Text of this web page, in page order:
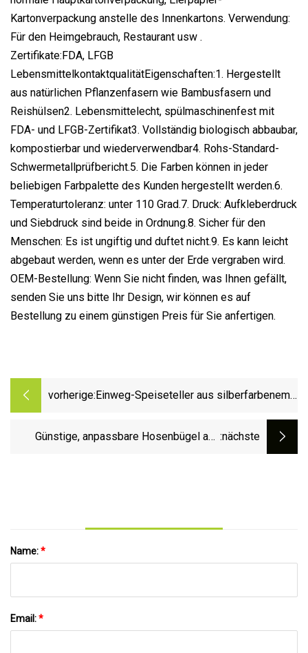
Kartonverpackung anstelle des Innenkartons. Verwendung:
Für den Heimgebrauch, Restaurant usw .
Zertifikate:FDA, LFGB
LebensmittelkontaktqualitätEigenschaften:1. Hergestellt
aus natürlichen Pflanzenfasern wie Bambusfasern und
Reishülsen2. Lebensmittelecht, spülmaschinenfest mit
FDA- und LFGB-Zertifikat3. Vollständig biologisch abbaubar,
kompostierbar und wiederverwendbar4. Rohs-Standard-
Schwermetallprüfbericht.5. Die Farben können in jeder
beliebigen Farbpalette des Kunden hergestellt werden.6.
Temperaturtoleranz: unter 110 Grad.7. Druck: Aufkleberdruck
und Siebdruck sind beide in Ordnung.8. Sicher für den
Menschen: Es ist ungiftig und duftet nicht.9. Es kann leicht
abgebaut werden, wenn es unter der Erde vergraben wird.
OEM-Bestellung: Wenn Sie nicht finden, was Ihnen gefällt,
senden Sie uns bitte Ihr Design, wir können es auf
Bestellung zu einem günstigen Preis für Sie anfertigen.
vorherige: Einweg-Speiseteller aus silberfarbenem
Günstige, anpassbare Hosenbügel aus :nächste
Name:*
Email:*